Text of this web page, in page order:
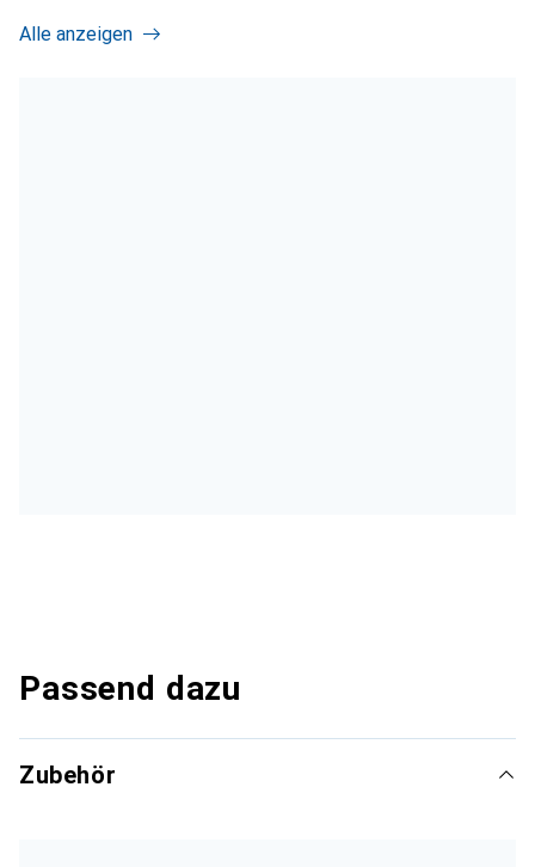
Alle anzeigen
Passend dazu
Zubehör